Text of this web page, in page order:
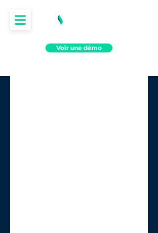
Voir une démo